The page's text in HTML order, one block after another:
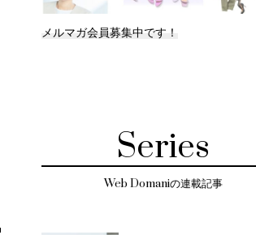
メルマガ会員募集中です！
Series
Web Domaniの連載記事